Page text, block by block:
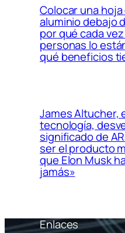
Colocar una
aluminio debajo
por qué cada
personas lo
qué beneficios
James Altucher,
tecnología,
significado de
ser el producto
que Elon Musk
jamás»
Enlaces